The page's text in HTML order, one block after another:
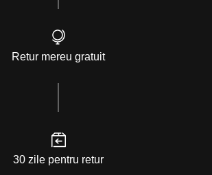
Retur mereu gratuit
30 zile pentru retur